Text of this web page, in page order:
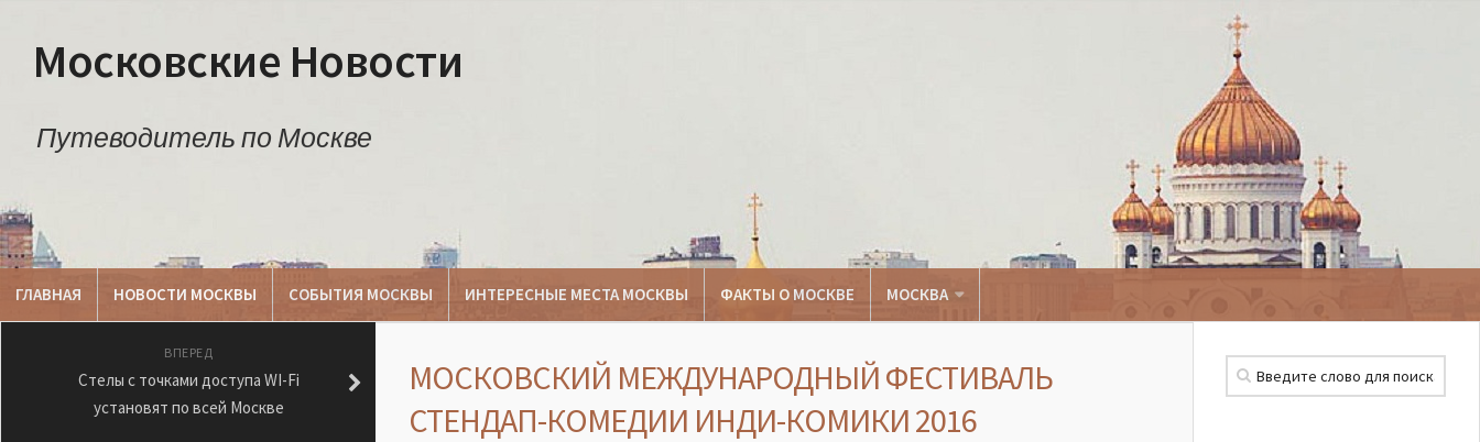
Московские Новости
Путеводитель по Москве
ГЛАВНАЯ НОВОСТИ МОСКВЫ СОБЫТИЯ МОСКВЫ ИНТЕРЕСНЫЕ МЕСТА МОСКВЫ ФАКТЫ О МОСКВЕ МОСКВА
МОСКОВСКИЙ МЕЖДУНАРОДНЫЙ ФЕСТИВАЛЬ
СТЕНДАП-КОМЕДИИ ИНДИ-КОМИКИ 2016
ВПЕРЕД
Стелы с точками доступа WI-Fi
установят по всей Москве